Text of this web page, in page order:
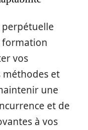
formation
vos
méthodes et
une
et de
à vos